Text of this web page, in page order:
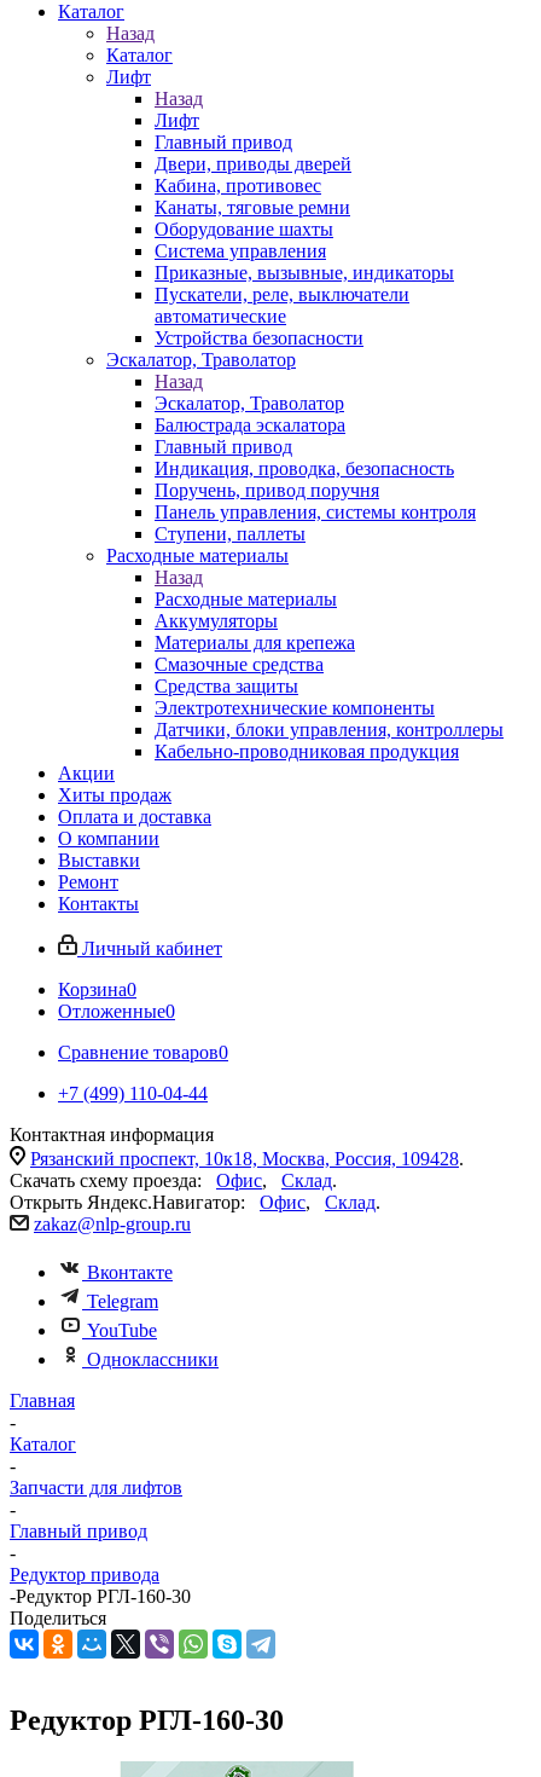
Каталог
Назад
Каталог
Лифт
Назад
Лифт
Главный привод
Двери, приводы дверей
Кабина, противовес
Канаты, тяговые ремни
Оборудование шахты
Система управления
Приказные, вызывные, индикаторы
Пускатели, реле, выключатели
автоматические
Устройства безопасности
Эскалатор, Траволатор
Назад
Эскалатор, Траволатор
Балюстрада эскалатора
Главный привод
Индикация, проводка, безопасность
Поручень, привод поручня
Панель управления, системы контроля
Ступени, паллеты
Расходные материалы
Назад
Расходные материалы
Аккумуляторы
Материалы для крепежа
Смазочные средства
Средства защиты
Электротехнические компоненты
Датчики, блоки управления, контроллеры
Кабельно-проводниковая продукция
Акции
Хиты продаж
Оплата и доставка
О компании
Выставки
Ремонт
Контакты
Личный кабинет
Корзина0
Отложенные0
Сравнение товаров0
+7 (499) 110-04-44
Контактная информация
Рязанский проспект, 10к18, Москва, Россия, 109428.
Скачать схему проезда: Офис, Склад.
Открыть Яндекс.Навигатор: Офис, Склад.
zakaz@nlp-group.ru
Вконтакте
Telegram
YouTube
Одноклассники
Главная
-
Каталог
-
Запчасти для лифтов
-
Главный привод
-
Редуктор привода
-Редуктор РГЛ-160-30
Поделиться
Редуктор РГЛ-160-30